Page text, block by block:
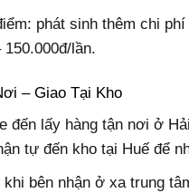
phát sinh thêm chi
150.000đ/lần.
– Giao Tại Kho
đến lấy hàng tận nơi ở
tự đến kho tại Huế để
khi bên nhận ở xa trung